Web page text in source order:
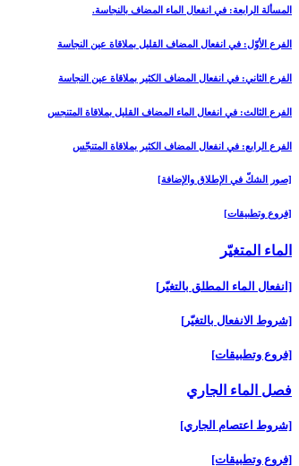
المسألة الرابعة: في انفعال الماء المضاف بالنجاسة.
الفرع الأوّل: في انفعال المضاف القليل بملاقاة عين النجاسة
الفرع الثاني: في انفعال المضاف الكثير بملاقاة عين النجاسة
الفرع الثالث: في انفعال الماء المضاف القليل بملاقاة المتنجس
الفرع الرابع: في انفعال المضاف الكثير بملاقاة المتنجّس
[صور الشكّ في الإطلاق والإضافة]
[فروع وتطبيقات‏]
الماء المتغيّر
[انفعال الماء المطلق بالتغيّر]
[شروط الانفعال بالتغيّر]
[فروع وتطبيقات‏]
فصل الماء الجاري‏
[شروط اعتصام الجاري‏]
[فروع وتطبيقات‏]